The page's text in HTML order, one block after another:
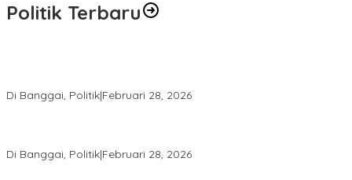
Politik Terbaru
Di Banggai, Politik|Februari 28, 2026
Di Banggai, Politik|Februari 28, 2026